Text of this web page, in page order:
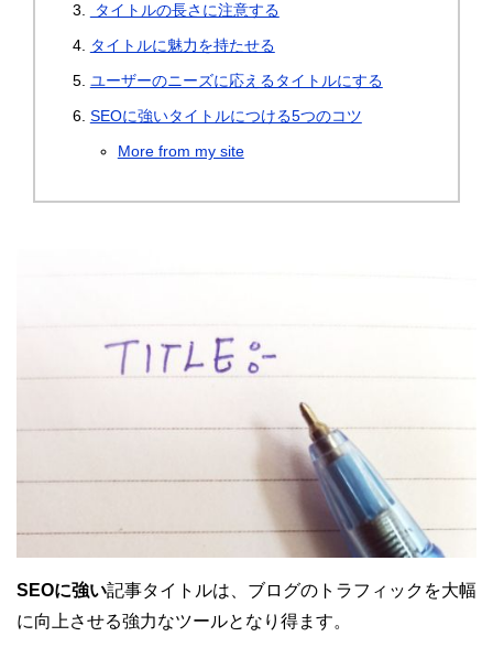
タイトルの長さに注意する
タイトルに魅力を持たせる
ユーザーのニーズに応えるタイトルにする
SEOに強いタイトルにつける5つのコツ
More from my site
SEOに強い記事タイトルは、ブログのトラフィックを大幅
に向上させる強力なツールとなり得ます。